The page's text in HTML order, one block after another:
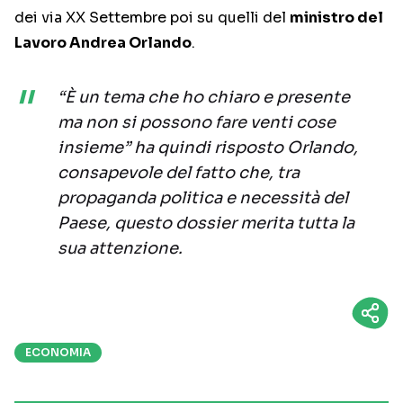
dei via XX Settembre poi su quelli del ministro del
Lavoro Andrea Orlando.
“È un tema che ho chiaro e presente
ma non si possono fare venti cose
insieme” ha quindi risposto Orlando,
consapevole del fatto che, tra
propaganda politica e necessità del
Paese, questo dossier merita tutta la
sua attenzione.
ECONOMIA